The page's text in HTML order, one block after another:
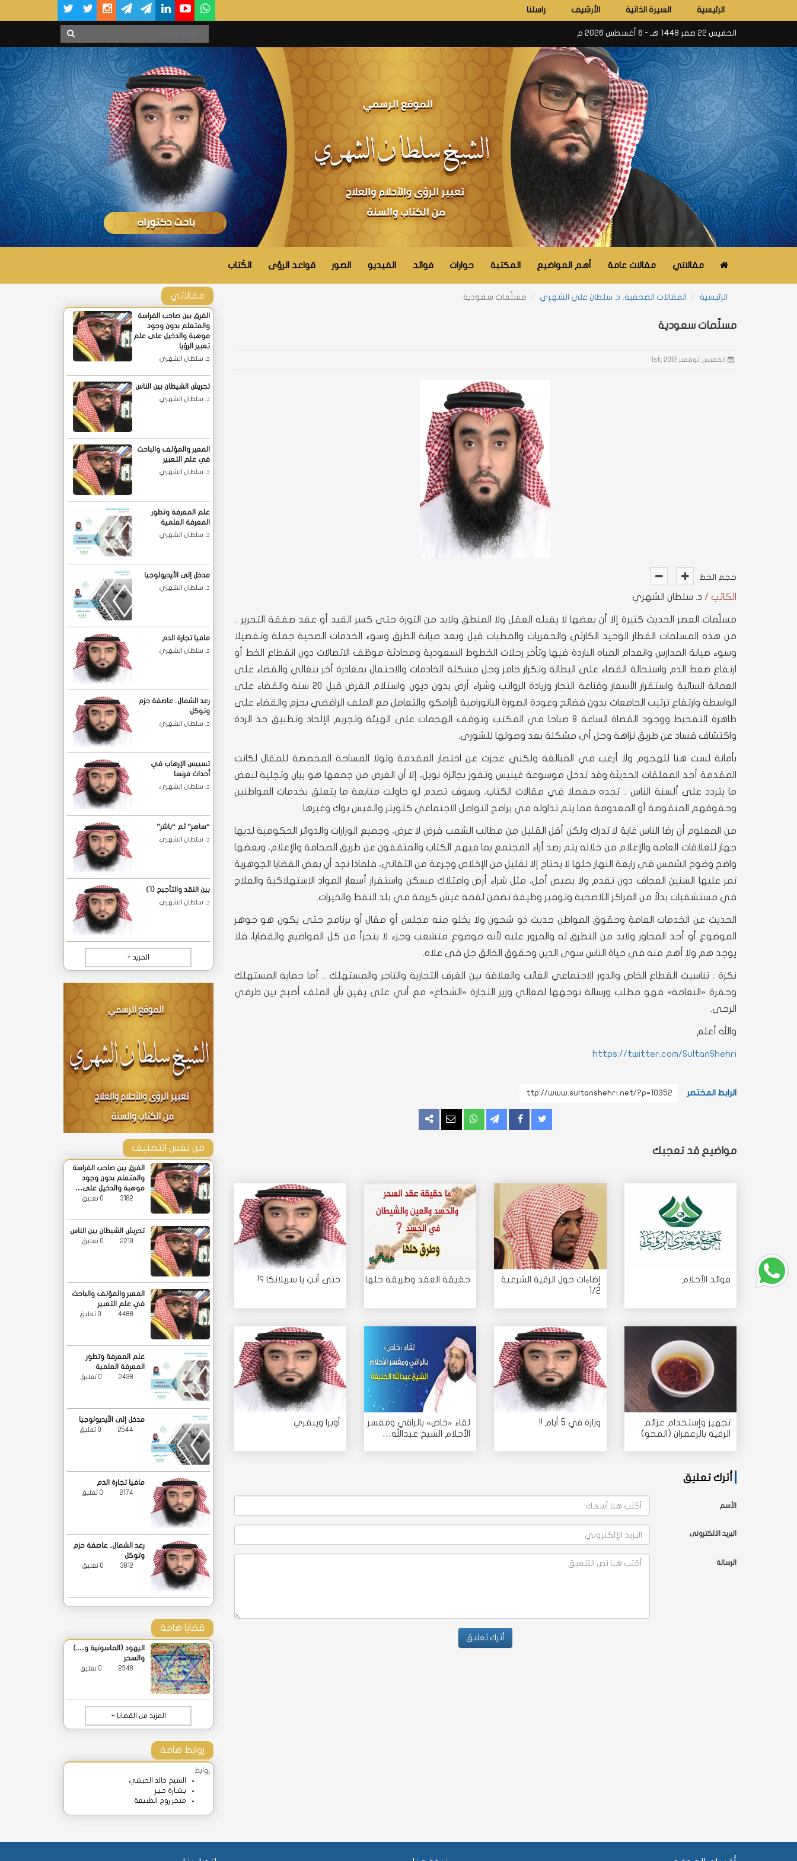
الرئيسية السيرة الذاتية الأرشيف راسلنا
الخميس 22 صفر 1448 هـ - 6 أغسطس 2026 م
مقالاتي مقالات عامة أهم المواضيع المكتبة حوارات فوائد الفيديو الصور قواعد الرؤى الكُتاب
الرئيسية المقالات الصحفية, د. سلطان علي الشهري مسلّمات سعودية
مسلّمات سعودية
الخميس, نوفمبر 1st, 2012
حجم الخط
الكاتب / د. سلطان الشهري
مسلّمات العصر الحديث كثيرة إلا أن بعضها لا يقبله العقل ولا المنطق ولابد من الثورة حتى كسر القيد أو عقد صفقة التحرير ..
من هذه المسلمات القطار الوحيد الكارثي والحفريات والمطبات قبل وبعد صيانة الطرق وسوء الخدمات الصحية جملة وتفصيلا
وسوء صيانة المدارس وانعدام المياه الباردة فيها وتأخر رحلات الخطوط السعودية ومحادثة موظف الاتصالات دون انقطاع الخط أو
ارتفاع ضغط الدم واستحالة القضاء على البطالة وتكرار حافز وحل مشكلة الخادمات والاحتفال بمغادرة أخر بنغالي والقضاء على
العمالة السائبة واستقرار الأسعار وقناعة التجار وزيادة الرواتب وشراء أرض بدون ديون واستلام القرض قبل 20 سنة والقضاء على
الواسطة وارتفاع ترتيب الجامعات بدون فضائح وعودة الصورة البانورامية لأرامكو والتعامل مع الملف الرافضي بحزم والقضاء على
ظاهرة التفحيط ووجود القضاة الساعة 8 صباحا في المكتب وتوقف الهجمات على الهيئة وتجريم الإلحاد وتطبيق حد الردة
واكتشاف فساد عن طريق نزاهة وحل أي مشكلة بعد وصولها للشورى.
بأمانة لست هنا للهجوم ولا أرغب في المبالغة ولكني عجزت عن اختصار المقدمة ولولا المساحة المخصصة للمقال لكانت
المقدمة أحد المعلقات الحديثة وقد تدخل موسوعة غينيس وتفوز بجائزة نوبل، إلا أن الغرض من جمعها هو بيان وتجلية لبعض
ما يتردد على ألسنة الناس .. تجده مفصلا في مقالات الكتاب، وسوف تصدم لو حاولت متابعة ما يتعلق بخدمات المواطنين
وحقوقهم المنقوصة أو المعدومة مما يتم تداوله في برامج التواصل الاجتماعي كتويتر والفيس بوك وغيرها.
من المعلوم أن رضا الناس غاية لا تدرك ولكن أقل القليل من مطالب الشعب فرض لا عرض، وجميع الوزارات والدوائر الحكومية لديها
جهاز للعلاقات العامة والإعلام من خلاله يتم رصد أراء المجتمع بما فيهم الكتاب والمثقفون عن طريق الصحافة والإعلام، وبعضها
واضح وضوح الشمس في رابعة النهار حلها لا يحتاج إلا لقليل من الإخلاص وجرعة من التفاني، فلماذا نجد أن بعض القضايا الجوهرية
تمر عليها السنين العجاف دون تقدم ولا بصيص أمل، مثل شراء أرض وامتلاك مسكن واستقرار أسعار المواد الاستهلاكية والعلاج
في مستشفيات بدلاً من المراكز اللاصحية وتوفير وظيفة تضمن لقمة عيش كريمة في بلد النفط والخيرات.
الحديث عن الخدمات العامة وحقوق المواطن حديث ذو شجون ولا يخلو منه مجلس أو مقال أو برنامج حتى يكون هو جوهر
الموضوع أو أحد المحاور ولابد من التطرق له والمرور عليه لأنه موضوع متشعب وجزء لا يتجزأ من كل المواضيع والقضايا، فلا
يوجد هم ولا أهم منه في حياة الناس سوى الدين وحقوق الخالق جل في علاه.
نكزة : تناسيت القطاع الخاص والدور الاجتماعي الغائب والعلاقة بين الغرف التجارية والتاجر والمستهلك .. أما حماية المستهلك
وحفرة «النعامة» فهو مطلب ورسالة نوجهها لمعالي وزير التجارة «الشجاع» مع أني على يقين بأن الملف أصبح بين طرفي
الرحى.
والله أعلم
https://twitter.com/SultanShehri
الرابط المختصر
شاركمشاركةمشاركةمراسلة المزيد
مواضيع قد تعجبك
فوائد الأحلام
إضاءات حول الرقية الشرعية
1/2
حقيقة العقد وطريقة حلها حتى أنتِ يا سريلانكا ؟!
تجهيز وإستخدام عزائم
الرقية بالزعفران (المحو)
وزارة في 5 أيام !!
لقاء «خاص» بالراقي ومفسر
الأحلام الشيخ عبدالله…
أوبرا وينفري
أترك تعليق
الأسم
البريد الالكترونى
الرسالة
مقالاتي
الفرق بين صاحب الفراسة
والمتعلم بدون وجود
موهبة والدخيل على علم
تعبير الرؤيا
د. سلطان الشهري
تحريش الشيطان بين الناس
د. سلطان الشهري
المعبر والمؤلف والباحث
في علم التعبير
د. سلطان الشهري
علم المعرفة وتطور
المعرفة العلمية
د. سلطان الشهري
مدخل إلى الأيديولوجيا
د. سلطان الشهري
مافيا تجارة الدم
د. سلطان الشهري
رعد الشمال.. عاصفة حزم
وتوكل
د. سلطان الشهري
تسييس الإرهاب في
أحداث فرنسا
د. سلطان الشهري
“ساهر” ثم “باشر”‎
د. سلطان الشهري
بين النقد والتأجيج (1)
د. سلطان الشهري
المزيد +
من نفس التصنيف
الفرق بين صاحب الفراسة
والمتعلم بدون وجود
موهبة والدخيل على…
تحريش الشيطان بين الناس
المعبر والمؤلف والباحث
في علم التعبير
علم المعرفة وتطور
المعرفة العلمية
مدخل إلى الأيديولوجيا
مافيا تجارة الدم
رعد الشمال.. عاصفة حزم
وتوكل
قضايا هامة
اليهود (الماسونية و….)
والسحر
المزيد من القضايا +
روابط هامة
روابط
الشيخ خالد الحبشي
بـشـارة خـيـر
متجر روح الطبيعة